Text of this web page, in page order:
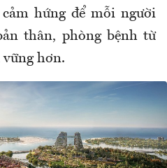
hứng để mỗi người
thân, phòng bệnh từ
vững hơn.